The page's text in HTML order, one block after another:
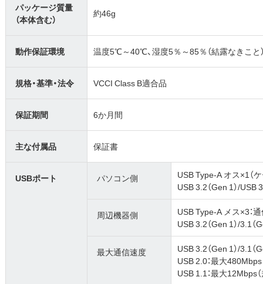
パッケージ質量
（本体含む）
約46g
動作保証環境 温度5℃～40℃、湿度5％～85％（結露なきこと
規格・基準・法令 VCCI Class B適合品
保証期間 6か月間
主な付属品 保証書
USBポート パソコン側
USB Type-A オス×1（
USB 3.2（Gen 1）/USB
周辺機器側
USB Type-A メス×3：
USB 3.2（Gen 1）/3.1
最大通信速度
USB 3.2（Gen 1）/3.1（
USB 2.0：最大480Mbps
USB 1.1：最大12Mbps